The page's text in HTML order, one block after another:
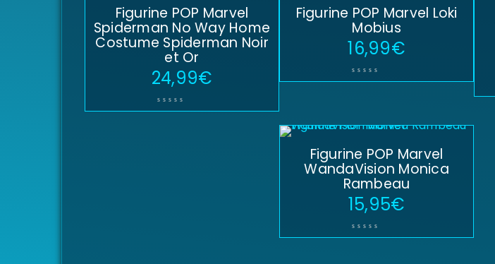
Figurine POP Marvel
Spiderman No Way Home
Costume Spiderman Noir
et Or
24,99€
Figurine POP Marvel Loki
Mobius
16,99€
Figurine POP Marvel
WandaVision Monica
Rambeau
15,95€